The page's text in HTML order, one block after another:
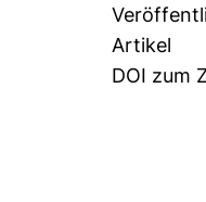
Artikel
DOI zum